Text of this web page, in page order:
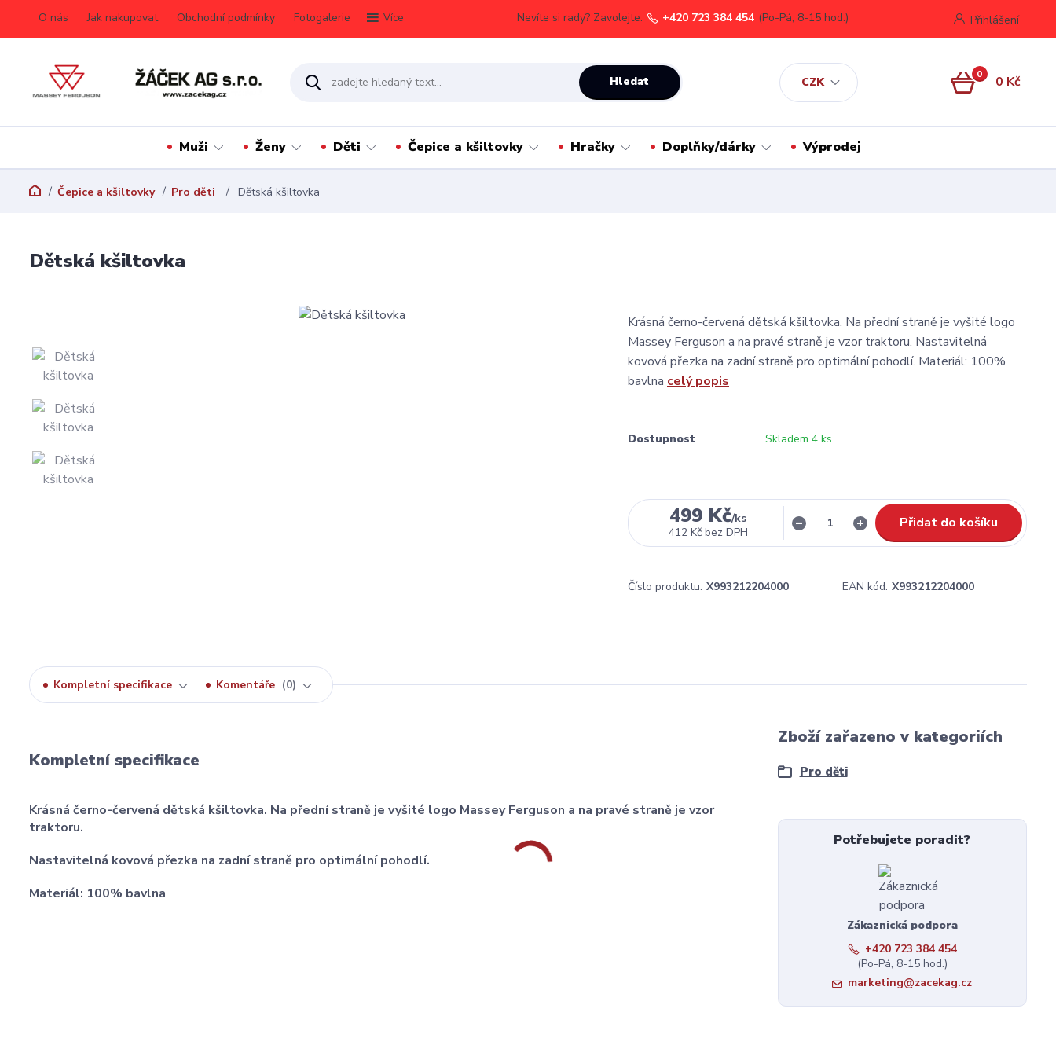
O nás Jak nakupovat Obchodní podmínky Fotogalerie Více
CZK
Přihlášení
Hledat
Nevíte si rady? Zavolejte. +420 723 384 454 (Po-Pá, 8-15 hod.)
0 0 Kč
Muži Ženy Děti Čepice a kšiltovky Hračky Doplňky/dárky Výprodej
Čepice a kšiltovky Pro děti Dětská kšiltovka
Dětská kšiltovka
Krásná černo-červená dětská kšiltovka. Na přední straně je vyšité logo
Massey Ferguson a na pravé straně je vzor traktoru. Nastavitelná
kovová přezka na zadní straně pro optimální pohodlí. Materiál: 100%
bavlna celý popis
Dostupnost Skladem 4 ks
499 Kč/ks
412 Kč bez DPH
Přidat do košíku
Číslo produktu: X993212204000 EAN kód: X993212204000
Kompletní specifikace Komentáře 0
Kompletní specifikace
Krásná černo-červená dětská kšiltovka. Na přední straně je vyšité logo Massey Ferguson a na pravé straně je vzor
traktoru.
Nastavitelná kovová přezka na zadní straně pro optimální pohodlí.
Materiál: 100% bavlna
Zboží zařazeno v kategoriích
Pro děti
Potřebujete poradit?
Zákaznická podpora
+420 723 384 454
(Po-Pá, 8-15 hod.)
marketing@zacekag.cz